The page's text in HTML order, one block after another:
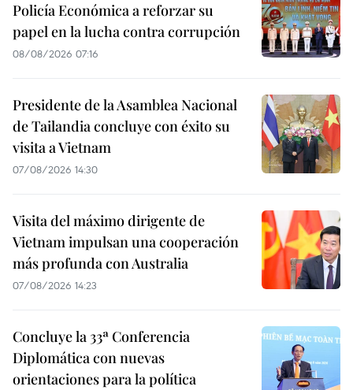
Policía Económica a reforzar su
papel en la lucha contra corrupción
08/08/2026 07:16
Presidente de la Asamblea Nacional
de Tailandia concluye con éxito su
visita a Vietnam
07/08/2026 14:30
Visita del máximo dirigente de
Vietnam impulsan una cooperación
más profunda con Australia
07/08/2026 14:23
Concluye la 33ª Conferencia
Diplomática con nuevas
orientaciones para la política